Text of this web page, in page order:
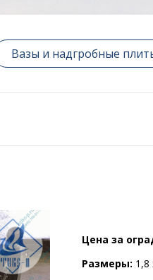
Вазы и надгробные
Цена за
Размеры: 1,8